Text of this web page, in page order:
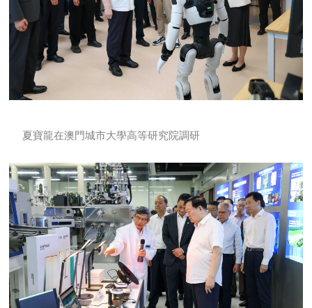
夏寶龍在澳門城市大學高等研究院調研